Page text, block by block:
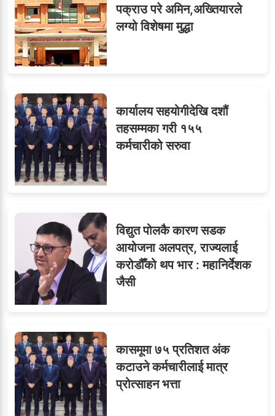
८जुनियरलाई दोहोरो जिम्मेवारी,
मन्त्रालयभित्र असन्तुष्टि
९ओएनएमका नाममा अत्याचार :
सब–इन्जिनियरहरुको गम्भीर
ध्यानाकर्षण
पक्राउ परे अमिन,अख्तियारले
लग्यो विशेषमा मुद्धा
कार्यालय सहयोगीदेखि दशौं
तहसम्मका गरी १५५
कर्मचारीको सरुवा
विद्युत पोलकै कारण सडक
आयोजना अलपत्र, राज्यलाई
करोडौँको थप भार : महानिर्देशक
जैसी
कासमूमा ७५ प्रतिशत अंक
कटाउने कर्मचारीलाई मात्र
प्रोत्साहन भत्ता